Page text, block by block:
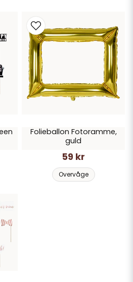
Folieballon Fotoramme,
guld
59 kr
Overvåge